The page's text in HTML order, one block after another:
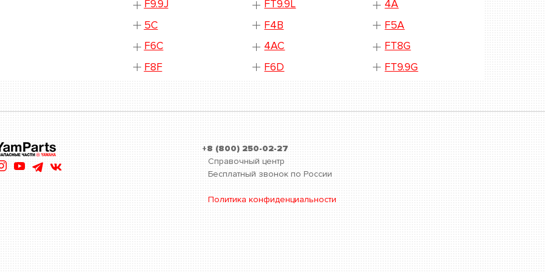
F9.9J
FT9.9L
4A
5C
F4B
F5A
F6C
4AC
FT8G
F8F
F6D FT9.9G
+8 (800) 250-02-27
Справочный центр
Бесплатный звонок по России
Политика конфиденциальности